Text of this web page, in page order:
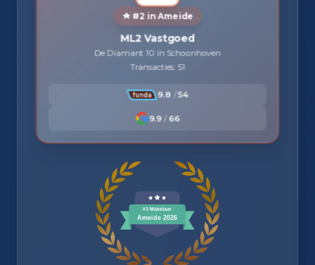
#2 in Ameide
ML2 Vastgoed
De Diamant 10 in Schoonhoven
Transacties: 51
9.8 / 54
9.9 /66